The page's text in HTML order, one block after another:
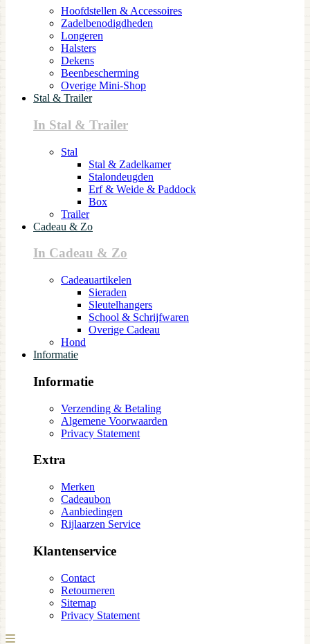
Hoofdstellen & Accessoires
Zadelbenodigdheden
Longeren
Halsters
Dekens
Beenbescherming
Overige Mini-Shop
Stal & Trailer
In Stal & Trailer
Stal
Stal & Zadelkamer
Stalondeugden
Erf & Weide & Paddock
Box
Trailer
Cadeau & Zo
In Cadeau & Zo
Cadeauartikelen
Sieraden
Sleutelhangers
School & Schrijfwaren
Overige Cadeau
Hond
Informatie
Informatie
Verzending & Betaling
Algemene Voorwaarden
Privacy Statement
Extra
Merken
Cadeaubon
Aanbiedingen
Rijlaarzen Service
Klantenservice
Contact
Retourneren
Sitemap
Privacy Statement